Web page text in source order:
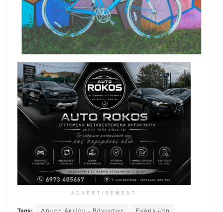
ADVERTISEMENT
Δήμος Ακτίου - Βόνιτσας Εκδήλωση